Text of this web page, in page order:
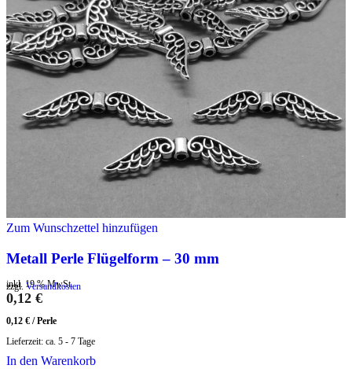
Zum Wunschzettel hinzufügen
Metall Perle Flügelform – 30 mm
inkl. 19 % MwSt.
zzgl. Versandkosten
0,12 €
0,12 € /Perle
Lieferzeit: ca. 5 - 7 Tage
In den Warenkorb